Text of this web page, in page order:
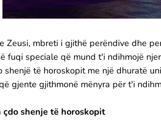
Zeusi, mbreti i gjithë perëndive dhe
fuqi speciale që mund t'i ndihmojë
shenjë të horoskopit me një dhuratë
gjente gjithmonë mënyra për t'i
shenje të horoskopit